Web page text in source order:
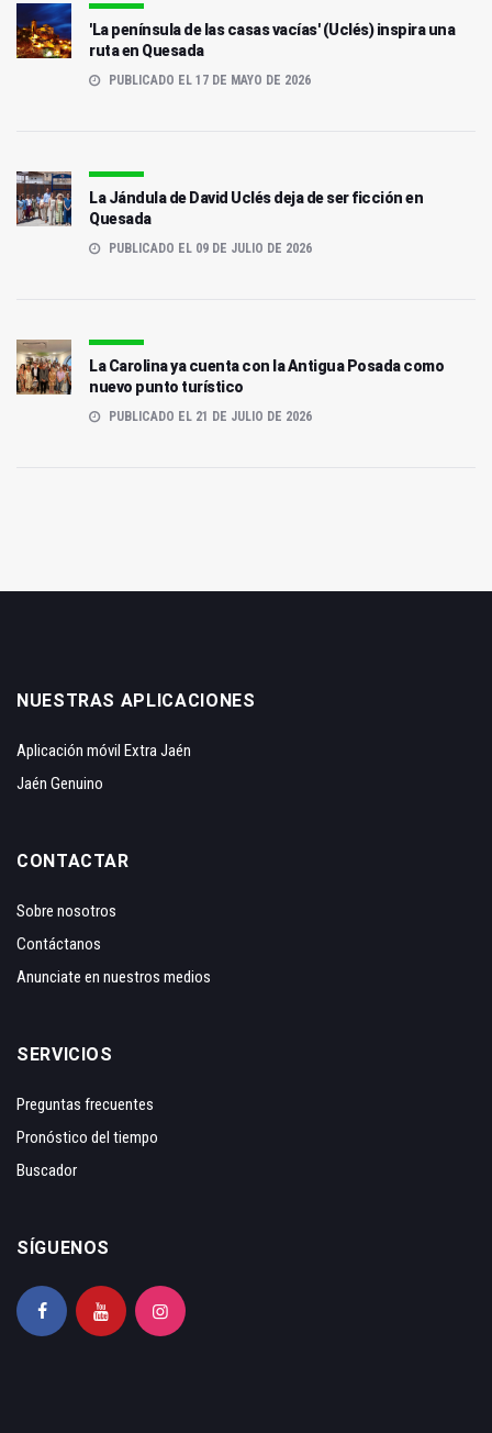
'La península de las casas vacías' (Uclés) inspira una
ruta en Quesada
PUBLICADO EL 17 DE MAYO DE 2026
La Jándula de David Uclés deja de ser ficción en
Quesada
PUBLICADO EL 09 DE JULIO DE 2026
La Carolina ya cuenta con la Antigua Posada como
nuevo punto turístico
PUBLICADO EL 21 DE JULIO DE 2026
NUESTRAS APLICACIONES
Aplicación móvil Extra Jaén
Jaén Genuino
CONTACTAR
Sobre nosotros
Contáctanos
Anunciate en nuestros medios
SERVICIOS
Preguntas frecuentes
Pronóstico del tiempo
Buscador
SÍGUENOS